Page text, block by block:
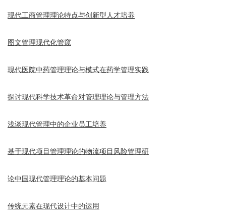
现代工商管理理论特点与创新型人才培养
图文管理现代化管窥
现代医院中药管理理论与模式在药学管理实践
探讨现代科学技术革命对管理理论与管理方法
浅谈现代管理中的企业员工培养
基于现代项目管理理论的物流项目风险管理研
论中国现代管理理论的基本问题
传统元素在现代设计中的运用